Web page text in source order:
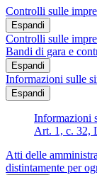
Controlli sulle
Espandi
Controlli sulle
Bandi di gara e
Espandi
Informazioni sulle
Espandi
Informazioni
Art. 1, c. 32,
Atti delle
distintamente per